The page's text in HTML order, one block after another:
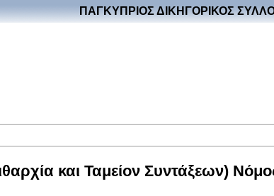
ΠΑΓΚΥΠΡΙΟΣ ΔΙΚΗΓΟΡΙΚΟΣ
και Ταμείον Συντάξεων)